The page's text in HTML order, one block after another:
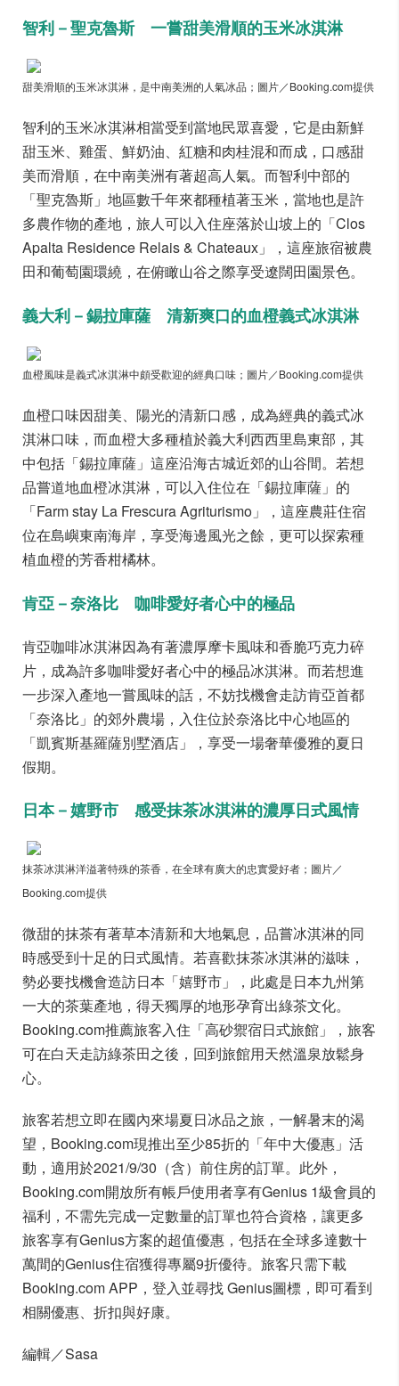
智利－聖克魯斯 一嘗甜美滑順的玉米冰淇淋
甜美滑順的玉米冰淇淋，是中南美洲的人氣冰品；圖片／Booking.com提供
智利的玉米冰淇淋相當受到當地民眾喜愛，它是由新鮮
甜玉米、雞蛋、鮮奶油、紅糖和肉桂混和而成，口感甜
美而滑順，在中南美洲有著超高人氣。而智利中部的
「聖克魯斯」地區數千年來都種植著玉米，當地也是許
多農作物的產地，旅人可以入住座落於山坡上的「Clos
Apalta Residence Relais & Chateaux」，這座旅宿被農
田和葡萄園環繞，在俯瞰山谷之際享受遼闊田園景色。
義大利－錫拉庫薩 清新爽口的血橙義式冰淇淋
血橙風味是義式冰淇淋中頗受歡迎的經典口味；圖片／Booking.com提供
血橙口味因甜美、陽光的清新口感，成為經典的義式冰
淇淋口味，而血橙大多種植於義大利西西里島東部，其
中包括「錫拉庫薩」這座沿海古城近郊的山谷間。若想
品嘗道地血橙冰淇淋，可以入住位在「錫拉庫薩」的
「Farm stay La Frescura Agriturismo」，這座農莊住宿
位在島嶼東南海岸，享受海邊風光之餘，更可以探索種
植血橙的芳香柑橘林。
肯亞－奈洛比 咖啡愛好者心中的極品
肯亞咖啡冰淇淋因為有著濃厚摩卡風味和香脆巧克力碎
片，成為許多咖啡愛好者心中的極品冰淇淋。而若想進
一步深入產地一嘗風味的話，不妨找機會走訪肯亞首都
「奈洛比」的郊外農場，入住位於奈洛比中心地區的
「凱賓斯基羅薩別墅酒店」，享受一場奢華優雅的夏日
假期。
日本－嬉野市 感受抹茶冰淇淋的濃厚日式風情
抹茶冰淇淋洋溢著特殊的茶香，在全球有廣大的忠實愛好者；圖片／
Booking.com提供
微甜的抹茶有著草本清新和大地氣息，品嘗冰淇淋的同
時感受到十足的日式風情。若喜歡抹茶冰淇淋的滋味，
勢必要找機會造訪日本「嬉野市」，此處是日本九州第
一大的茶葉產地，得天獨厚的地形孕育出綠茶文化。
Booking.com推薦旅客入住「高砂禦宿日式旅館」，旅客
可在白天走訪綠茶田之後，回到旅館用天然溫泉放鬆身
心。
旅客若想立即在國內來場夏日冰品之旅，一解暑末的渴
望，Booking.com現推出至少85折的「年中大優惠」活
動，適用於2021/9/30（含）前住房的訂單。此外，
Booking.com開放所有帳戶使用者享有Genius 1級會員的
福利，不需先完成一定數量的訂單也符合資格，讓更多
旅客享有Genius方案的超值優惠，包括在全球多達數十
萬間的Genius住宿獲得專屬9折優待。旅客只需下載
Booking.com APP，登入並尋找 Genius圖標，即可看到
相關優惠、折扣與好康。
編輯／Sasa